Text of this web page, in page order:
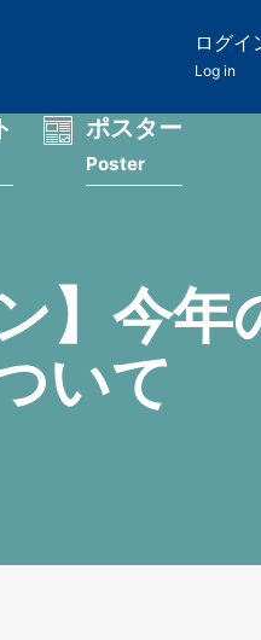
ログイ
Log in
ポスター
Poster
】今年
いて